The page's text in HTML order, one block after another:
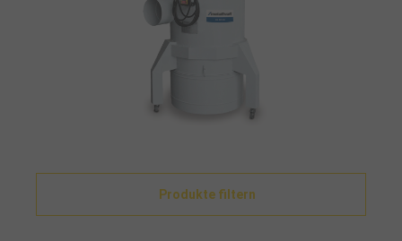
Produkte filtern